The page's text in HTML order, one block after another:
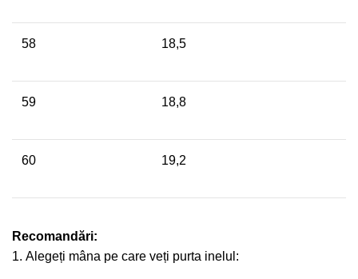
58 18,5
59 18,8
60 19,2
Recomandări:
Alegeți mâna pe care veți purta inelul: